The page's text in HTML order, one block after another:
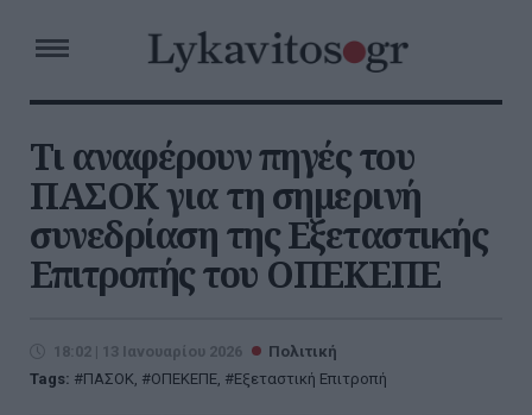
Τι αναφέρουν πηγές του
ΠΑΣΟΚ για τη σημερινή
συνεδρίαση της Εξεταστικής
Επιτροπής του ΟΠΕΚΕΠΕ
18:02 | 13 Ιανουαρίου 2026
Πολιτική
Tags:
ΠΑΣΟΚ, ΟΠΕΚΕΠΕ, Εξεταστική Επιτροπή